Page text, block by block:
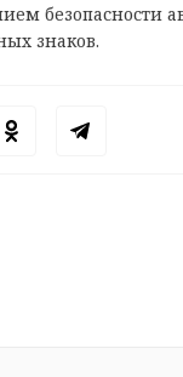
безопасности
знаков.